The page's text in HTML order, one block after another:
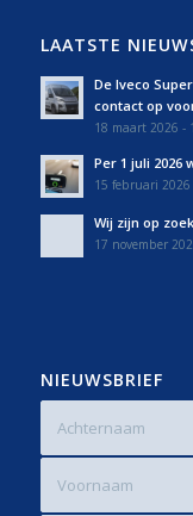
LAATSTE
De Iveco
contact op
18 maart 2026 -
Per 1 juli
15 februari 2026
Wij zijn op
17 november
NIEUWSBRIEF